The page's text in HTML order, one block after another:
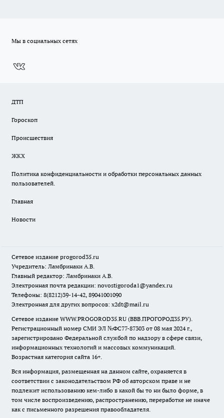
Мы в социальных сетях
ДТП
Гороскоп
Происшествия
ЖКХ
Политика конфиденциальности и обработки персональных данных
пользователей.
Главная
Новости
Сетевое издание progorod35.ru
Учредитель: Ламбринаки А.В.
Главный редактор: Ламбринаки А.В.
Электронная почта редакции: novostigoroda1@yandex.ru
Телефоны: 8(8212)39-14-42, 89041001090
Электронная для других вопросов: x2dt@mail.ru
Сетевое издание WWW.PROGOROD35.RU (ВВВ.ПРОГОРОД35.РУ).
Регистрационный номер СМИ ЭЛ №ФС77-87303 от 08 мая 2024 г.,
зарегистрировано Федеральной службой по надзору в сфере связи,
информационных технологий и массовых коммуникаций.
Возрастная категория сайта 16+.
Вся информация, размещенная на данном сайте, охраняется в
соответствии с законодательством РФ об авторском праве и не
подлежит использованию кем-либо в какой бы то ни было форме, в
том числе воспроизведению, распространению, переработке не иначе
как с письменного разрешения правообладателя.